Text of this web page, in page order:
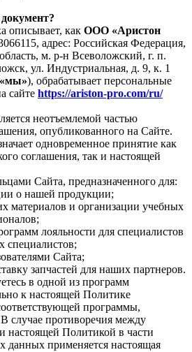
описывает, как ООО «Аристон
адрес: Российская Федерация,
м. р-н Всеволожский, г. п.
ул. Индустриальная, д. 9, к. 1
), обрабатывает персональные
сайте https://ariston-pro.com/ru/
неотъемлемой частью
опубликованного на Сайте.
одновременное принятие как
соглашения, так и настоящей
Сайта, предназначенного для:
о нашей продукции;
материалов и организации учебных
лояльности для специалистов
специалистов;
Сайта;
запчастей для наших партнеров.
в одной из программ
к настоящей Политике
программы,
случае противоречия между
Политикой в части
данных применяется настоящая